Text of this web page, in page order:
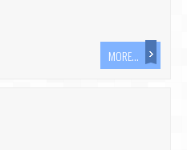
MORE...